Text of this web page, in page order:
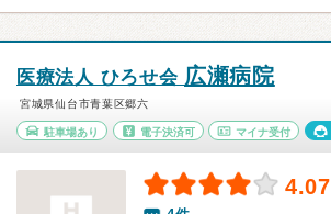
医療法人 ひろせ会 広瀬病院
宮城県仙台市青葉区郷六
駐車場あり 電子決済可 マイナ受付
4.07